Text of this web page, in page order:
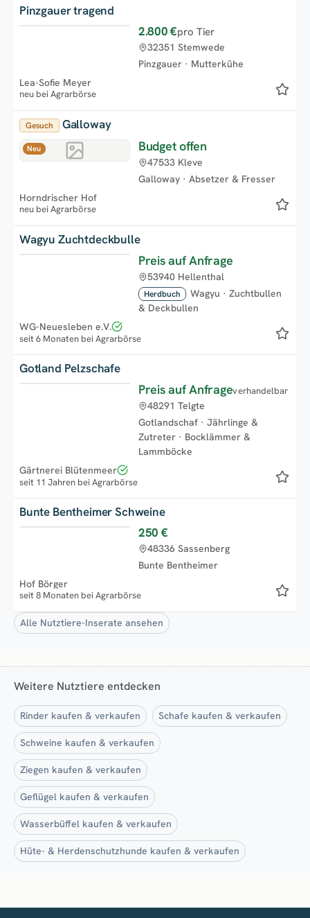
Pinzgauer tragend
2.800 €pro Tier
Pinzgauer · Mutterkühe
32351 Stemwede
Lea-Sofie Meyer
neu bei Agrarbörse
Neu
Gesuch Galloway
Budget offen
Galloway · Absetzer & Fresser
47533 Kleve
Horndrischer Hof
neu bei Agrarbörse
Wagyu Zuchtdeckbulle
Preis auf Anfrage
Herdbuch Wagyu · Zuchtbullen
& Deckbullen
53940 Hellenthal
WG-Neuesleben e.V.
seit 6 Monaten bei Agrarbörse
Gotland Pelzschafe
Preis auf Anfrageverhandelbar
Gotlandschaf · Jährlinge &
Zutreter · Bocklämmer &
Lammböcke
48291 Telgte
Gärtnerei Blütenmeer
seit 11 Jahren bei Agrarbörse
Bunte Bentheimer Schweine
250 €
Bunte Bentheimer
48336 Sassenberg
Hof Börger
seit 8 Monaten bei Agrarbörse
Alle Nutztiere-Inserate ansehen
Weitere Nutztiere entdecken
Rinder kaufen & verkaufen Schafe kaufen & verkaufen
Schweine kaufen & verkaufen
Ziegen kaufen & verkaufen
Geflügel kaufen & verkaufen
Wasserbüffel kaufen & verkaufen
Hüte- & Herdenschutzhunde kaufen & verkaufen